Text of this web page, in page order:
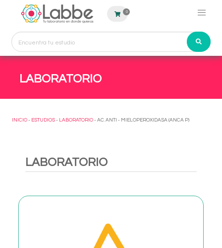
0
LABORATORIO
INICIO - ESTUDIOS - LABORATORIO - AC. ANTI - MIELOPEROXIDASA (ANCA P)
LABORATORIO